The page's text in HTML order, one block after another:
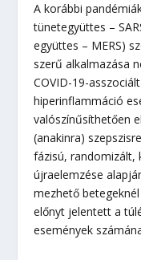
A korábbi
tünetegyüttes –
együttes – MERS)
szerű alkalmazása
COVID-19-
hiperinflammáció
valószínűsíthetően
(anakinra)
fázisú, randomizált,
újraelemzése
mezhető
előnyt jelentett a
események